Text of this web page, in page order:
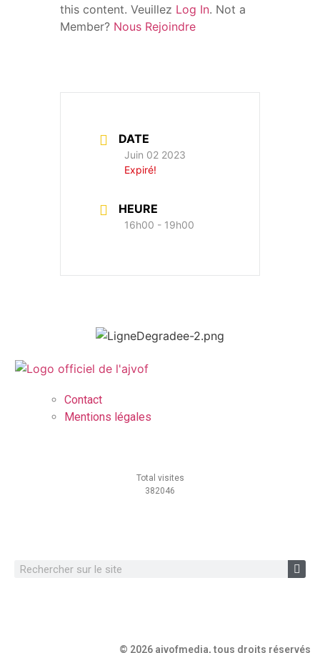
this content. Veuillez Log In. Not a
Member? Nous Rejoindre
DATE
Juin 02 2023
Expiré!
HEURE
16h00 - 19h00
Contact
Mentions légales
Total visites
382046
© 2026 ajvofmedia, tous droits réservés